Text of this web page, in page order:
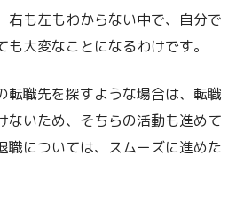
右も左もわからない中で、自分で
大変なことになるわけです。
転職先を探すような場合は、転職
ないため、そちらの活動も進めて
職については、スムーズに進めた